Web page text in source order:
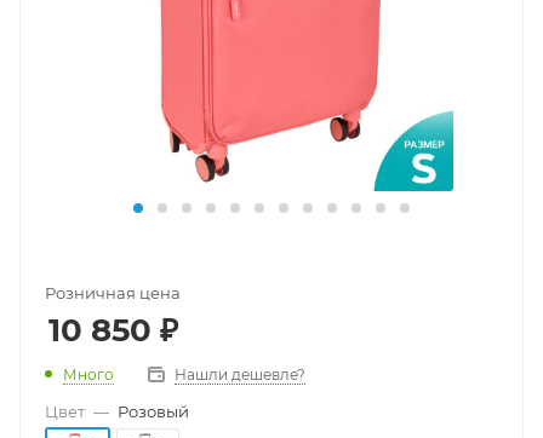
Розничная цена
10 850 ₽
Много Нашли дешевле?
Цвет — Розовый